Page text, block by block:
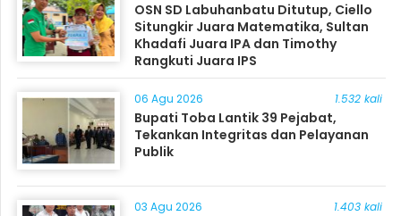
OSN SD Labuhanbatu Ditutup, Ciello
Situngkir Juara Matematika, Sultan
Khadafi Juara IPA dan Timothy
Rangkuti Juara IPS
06 Agu 2026 1.532 kali
Bupati Toba Lantik 39 Pejabat,
Tekankan Integritas dan Pelayanan
Publik
03 Agu 2026 1.403 kali